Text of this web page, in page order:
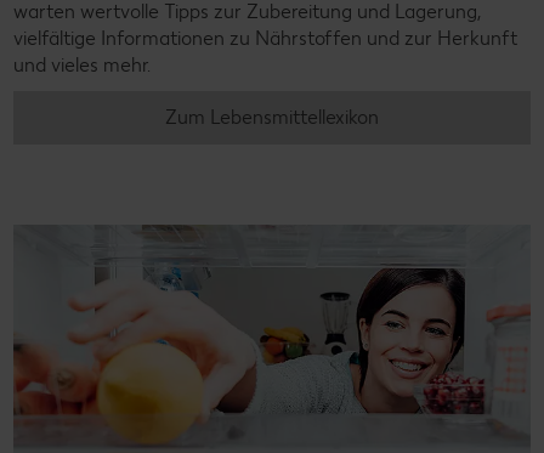
warten wertvolle Tipps zur Zubereitung und Lagerung,
vielfältige Informationen zu Nährstoffen und zur Herkunft
und vieles mehr.
Zum Lebensmittellexikon